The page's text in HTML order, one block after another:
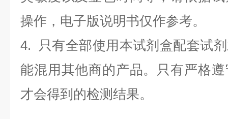
操作，电子版说明书仅作参考。
4. 只有全部使用本试剂盒配套试
能混用其他商的产品。只有严格
才会得到的检测结果。